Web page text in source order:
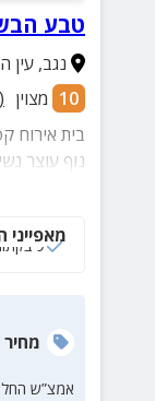
טבע
נגב,עין
10 מצוין (
בית אירוח
נוף עוצר
9 בקתות עץ
מחיר
אמצ”ש